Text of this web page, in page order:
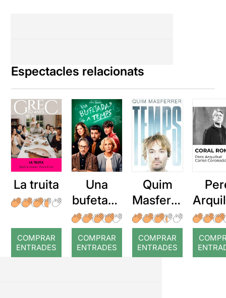
Espectacles relacionats
La truita
COMPRAR
ENTRADES
Una
bufetada
a temps
COMPRAR
ENTRADES
Quim
Masferre
r: Temps
COMPRAR
ENTRADES
: